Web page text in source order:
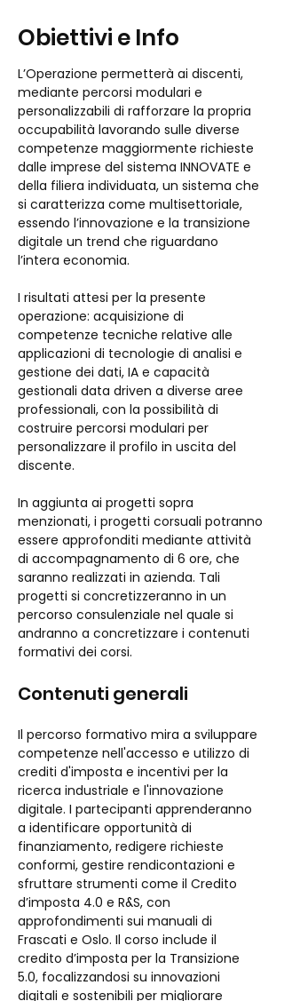
Obiettivi e Info
L’Operazione permetterà ai discenti,
mediante percorsi modulari e
personalizzabili di rafforzare la propria
occupabilità lavorando sulle diverse
competenze maggiormente richieste
dalle imprese del sistema INNOVATE e
della filiera individuata, un sistema che
si caratterizza come multisettoriale,
essendo l’innovazione e la transizione
digitale un trend che riguardano
l’intera economia.
I risultati attesi per la presente
operazione: acquisizione di
competenze tecniche relative alle
applicazioni di tecnologie di analisi e
gestione dei dati, IA e capacità
gestionali data driven a diverse aree
professionali, con la possibilità di
costruire percorsi modulari per
personalizzare il profilo in uscita del
discente.
In aggiunta ai progetti sopra
menzionati, i progetti corsuali potranno
essere approfonditi mediante attività
di accompagnamento di 6 ore, che
saranno realizzati in azienda. Tali
progetti si concretizzeranno in un
percorso consulenziale nel quale si
andranno a concretizzare i contenuti
formativi dei corsi.
Contenuti generali
Il percorso formativo mira a sviluppare
competenze nell'accesso e utilizzo di
crediti d'imposta e incentivi per la
ricerca industriale e l'innovazione
digitale. I partecipanti apprenderanno
a identificare opportunità di
finanziamento, redigere richieste
conformi, gestire rendicontazioni e
sfruttare strumenti come il Credito
d’imposta 4.0 e R&S, con
approfondimenti sui manuali di
Frascati e Oslo. Il corso include il
credito d’imposta per la Transizione
5.0, focalizzandosi su innovazioni
digitali e sostenibili per migliorare